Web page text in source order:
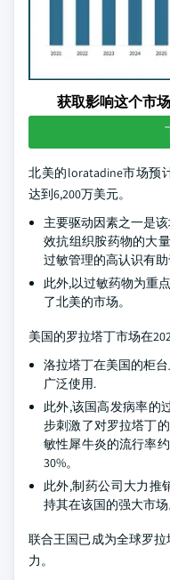
获取影响这个市
北美的loratadine市场预
达到6,200万美元。
主要驱动因素之一是
效抗组织胺药物的大
过敏管理的高认识有助
此外,以过敏药物为重
了北美的市场。
美国的罗拉塔丁市场在
洛拉塔丁在美国的柜
广泛使用.
此外,该国高发病率的
步刺激了对罗拉塔丁
敏性犀牛炎的流行率
30%。
此外,制药公司大力推
持其在该国的强大市场
联合王国已成为全球罗
力。